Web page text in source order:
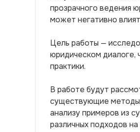
прозрачного ведения
может негативно
Цель работы —
юридическом диалоге,
практики.
В работе будут
существующие методы
анализу примеров из
различных подходов на